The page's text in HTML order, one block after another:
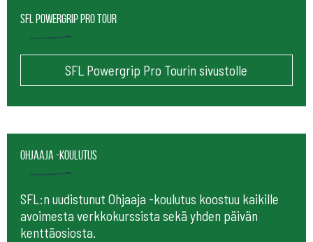
SFL Powergrip Pro Tour
SFL Powergrip Pro Tourin sivustolle
Ohjaaja -koulutus
SFL:n uudistunut Ohjaaja -koulutus koostuu kaikille
avoimesta verkkokurssista sekä yhden päivän
kenttäosiosta.